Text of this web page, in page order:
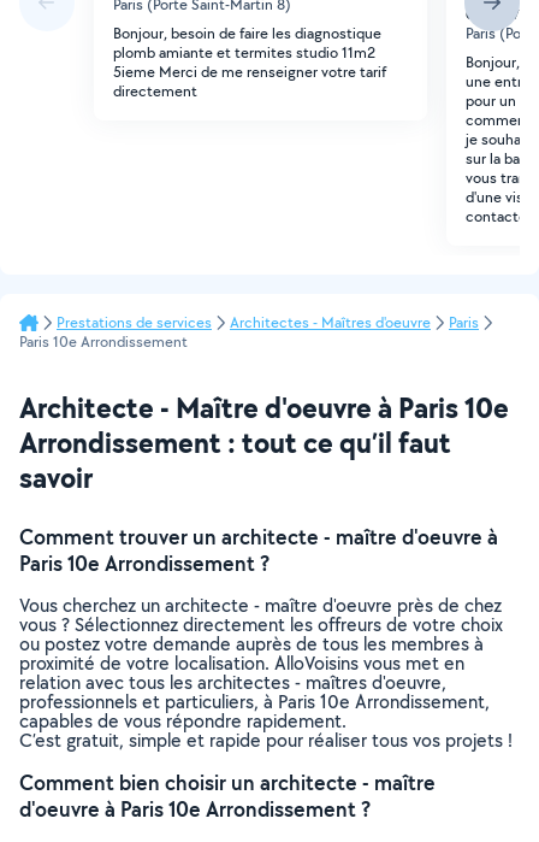
Paris (Porte Saint-Martin 8)
Bonjour, besoin de faire les diagnostique
plomb amiante et termites studio 11m2
5ieme Merci de me renseigner votre tarif
directement
d'oeuvre
Paris
Bonjour,
une
pour un
je
sur la
vous
d'une
contacter
Prestations de services Architectes - Maîtres d'oeuvre
Paris
Paris 10e Arrondissement
Architecte - Maître d'oeuvre à Paris 10e
Arrondissement : tout ce qu’il faut
savoir
Comment trouver un architecte - maître d'oeuvre à
Paris 10e Arrondissement ?
Vous cherchez un architecte - maître d'oeuvre près de chez
vous ? Sélectionnez directement les offreurs de votre choix
ou postez votre demande auprès de tous les membres à
proximité de votre localisation. AlloVoisins vous met en
relation avec tous les architectes - maîtres d'oeuvre,
professionnels et particuliers, à Paris 10e Arrondissement,
capables de vous répondre rapidement.
C’est gratuit, simple et rapide pour réaliser tous vos projets !
Comment bien choisir un architecte - maître
d'oeuvre à Paris 10e Arrondissement ?